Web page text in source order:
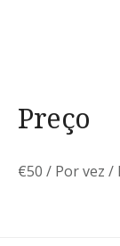
Preço
€50 / Por vez /